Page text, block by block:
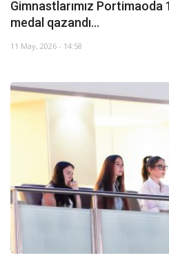
Gimnastlarımız Portimaoda
medal qazandı...
11 May, 2026 - 14:58